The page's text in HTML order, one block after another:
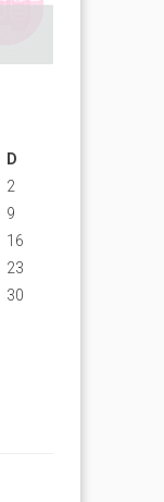
D
2
9
16
23
30